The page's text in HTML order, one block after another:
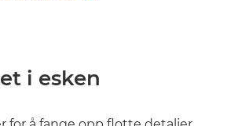
i esken